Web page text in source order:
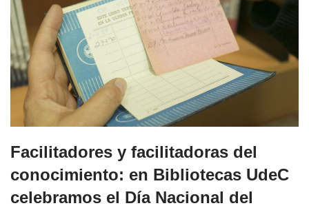
Facilitadores y facilitadoras del
conocimiento: en Bibliotecas UdeC
celebramos el Día Nacional del